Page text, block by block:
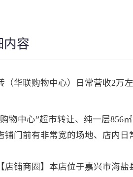
内容
（华联购物中心）日常营收2万
物中心”超市转让、纯一层856
铺门前有非常宽的场地、店内
店铺商圈】本店位于嘉兴市海